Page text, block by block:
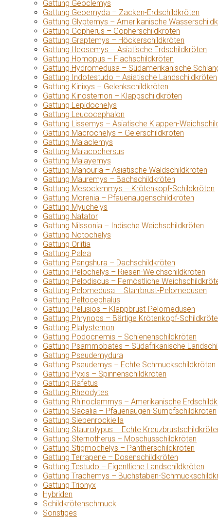
Gattung Geoclemys
Gattung Geoemyda – Zacken-Erdschildkröten
Gattung Glyptemys – Amerikanische
Gattung Gopherus – Gopherschildkröten
Gattung Graptemys – Höckerschildkröten
Gattung Heosemys – Asiatische Erdschildkröten
Gattung Homopus – Flachschildkröten
Gattung Hydromedusa – Südamerikanische
Gattung Indotestudo – Asiatische Landschildkröten
Gattung Kinixys – Gelenkschildkröten
Gattung Kinosternon – Klappschildkröten
Gattung Lepidochelys
Gattung Leucocephalon
Gattung Lissemys – Asiatische Klappen-
Gattung Macrochelys – Geierschildkröten
Gattung Malaclemys
Gattung Malacochersus
Gattung Malayemys
Gattung Manouria – Asiatische Waldschildkröten
Gattung Mauremys – Bachschildkröten
Gattung Mesoclemmys – Krötenkopf-Schildkröten
Gattung Morenia – Pfauenaugenschildkröten
Gattung Myuchelys
Gattung Natator
Gattung Nilssonia – Indische Weichschildkröten
Gattung Notochelys
Gattung Orlitia
Gattung Palea
Gattung Pangshura – Dachschildkröten
Gattung Pelochelys – Riesen-Weichschildkröten
Gattung Pelodiscus – Fernöstliche
Gattung Pelomedusa – Starrbrust-Pelomedusen
Gattung Peltocephalus
Gattung Pelusios – Klappbrust-Pelomedusen
Gattung Phrynops – Bärtige Krötenkopf-
Gattung Platysternon
Gattung Podocnemis – Schienenschildkröten
Gattung Psammobates – Südafrikanische
Gattung Pseudemydura
Gattung Pseudemys – Echte Schmuckschildkröten
Gattung Pyxis – Spinnenschildkröten
Gattung Rafetus
Gattung Rheodytes
Gattung Rhinoclemmys – Amerikanische
Gattung Sacalia – Pfauenaugen-Sumpfschildkröten
Gattung Siebenrockiella
Gattung Staurotypus – Echte
Gattung Sternotherus – Moschusschildkröten
Gattung Stigmochelys – Pantherschildkröten
Gattung Terrapene – Dosenschildkröten
Gattung Testudo – Eigentliche Landschildkröten
Gattung Trachemys – Buchstaben-
Gattung Trionyx
Hybriden
Schildkrötenschmuck
Sonstiges